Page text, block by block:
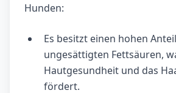
Hunden:
Es besitzt einen hohen
ungesättigten Fettsäuren,
Hautgesundheit und das
fördert.